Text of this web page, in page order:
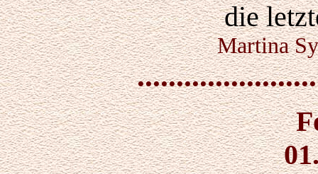
die
Martina